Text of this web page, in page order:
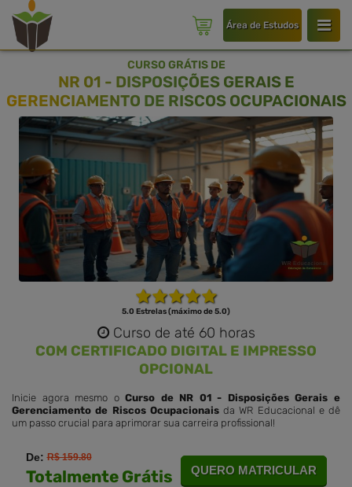
Área de Estudos
CURSO GRÁTIS DE
NR 01 - DISPOSIÇÕES GERAIS E
GERENCIAMENTO DE RISCOS OCUPACIONAIS
5.0 Estrelas (máximo de 5.0)
Curso de até 60 horas
COM CERTIFICADO DIGITAL E IMPRESSO
OPCIONAL
Inicie agora mesmo oCurso de NR 01 - Disposições Gerais e
Gerenciamento de Riscos Ocupacionaisda WR Educacional e dê
um passo crucial para aprimorar sua carreira profissional!
De:R$ 159.80
Totalmente Grátis QUERO MATRICULAR